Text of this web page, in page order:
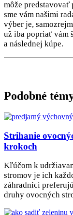
môže predstavovať
sme vám našimi
výber je,
už iba popriať vám
a následnej kúpe.
Podobné
Strihanie
krokoch
Kľúčom k
stromov je ich
záhradníci
druhy ovocných